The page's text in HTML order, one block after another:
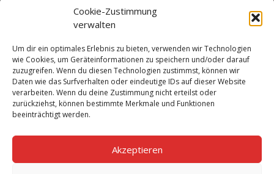
Cookie-Zustimmung
verwalten
Um dir ein optimales Erlebnis zu bieten, verwenden wir Technologien
wie Cookies, um Geräteinformationen zu speichern und/oder darauf
zuzugreifen. Wenn du diesen Technologien zustimmst, können wir
Daten wie das Surfverhalten oder eindeutige IDs auf dieser Website
verarbeiten. Wenn du deine Zustimmung nicht erteilst oder
zurückziehst, können bestimmte Merkmale und Funktionen
beeinträchtigt werden.
Akzeptieren
Bleiben Sie auf dem Laufenden über unsere sich ständig
weiterentwickelnden Produkteigenschaften und Technologien.
Geben Sie Ihre E-Mail-Adresse ein und abonnieren Sie unseren
Newsletter.